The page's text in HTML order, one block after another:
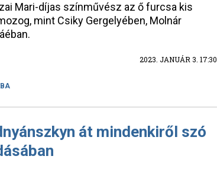
Mari-díjas színművész az ő furcsa kis
mint Csiky Gergelyében, Molnár
2023. JANUÁR 3. 17:30
át mindenkiről szó